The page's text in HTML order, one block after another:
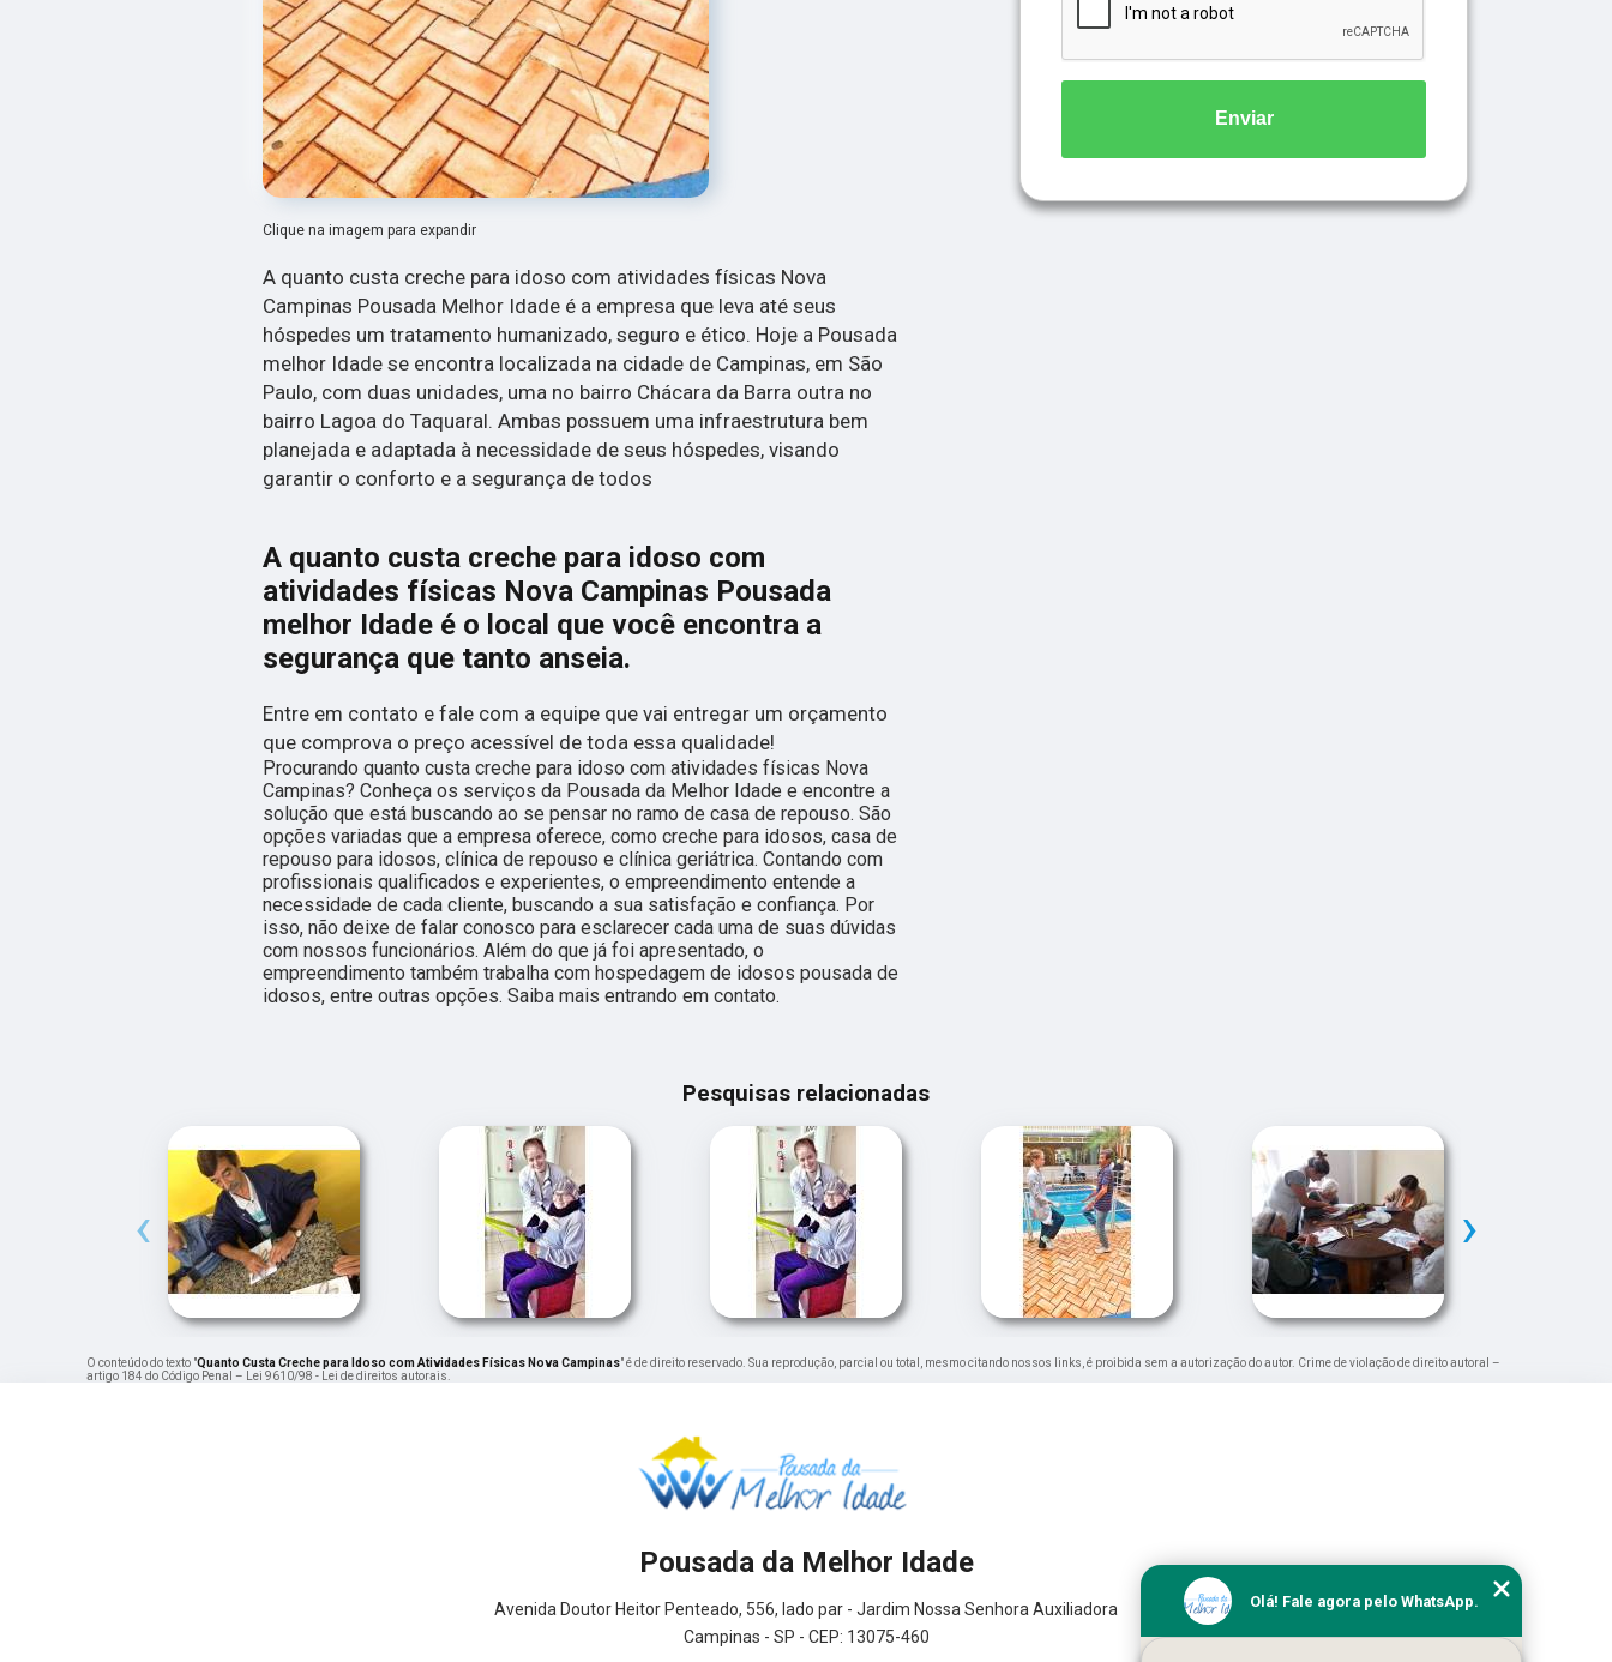
Clique na imagem para expandir
A quanto custa creche para idoso com atividades físicas Nova
Campinas Pousada Melhor Idade é a empresa que leva até seus
hóspedes um tratamento humanizado, seguro e ético. Hoje a Pousada
melhor Idade se encontra localizada na cidade de Campinas, em São
Paulo, com duas unidades, uma no bairro Chácara da Barra outra no
bairro Lagoa do Taquaral. Ambas possuem uma infraestrutura bem
planejada e adaptada à necessidade de seus hóspedes, visando
garantir o conforto e a segurança de todos
A quanto custa creche para idoso com
atividades físicas Nova Campinas Pousada
melhor Idade é o local que você encontra a
segurança que tanto anseia.
Entre em contato e fale com a equipe que vai entregar um orçamento
que comprova o preço acessível de toda essa qualidade!
Procurando quanto custa creche para idoso com atividades físicas Nova
Campinas? Conheça os serviços da Pousada da Melhor Idade e encontre a
solução que está buscando ao se pensar no ramo de casa de repouso. São
opções variadas que a empresa oferece, como creche para idosos, casa de
repouso para idosos, clínica de repouso e clínica geriátrica. Contando com
profissionais qualificados e experientes, o empreendimento entende a
necessidade de cada cliente, buscando a sua satisfação e confiança. Por
isso, não deixe de falar conosco para esclarecer cada uma de suas dúvidas
com nossos funcionários. Além do que já foi apresentado, o
empreendimento também trabalha com hospedagem de idosos pousada de
idosos, entre outras opções. Saiba mais entrando em contato.
Enviar
Pesquisas relacionadas
‹ ›
O conteúdo do texto "Quanto Custa Creche para Idoso com Atividades Físicas Nova Campinas" é de direito reservado. Sua reprodução, parcial ou total, mesmo citando nossos links, é proibida sem a autorização do autor. Crime de violação de direito autoral –
artigo 184 do Código Penal –
Lei 9610/98 - Lei de direitos autorais
Pousada da Melhor Idade
Avenida Doutor Heitor Penteado, 556, lado par - Jardim Nossa Senhora Auxiliadora
Campinas - SP - CEP: 13075-460
Olá! Fale agora pelo WhatsApp.